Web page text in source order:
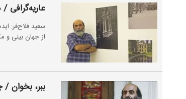
سعید فلاح‌فر:
از جهان بینی و
ببر، بخوان /